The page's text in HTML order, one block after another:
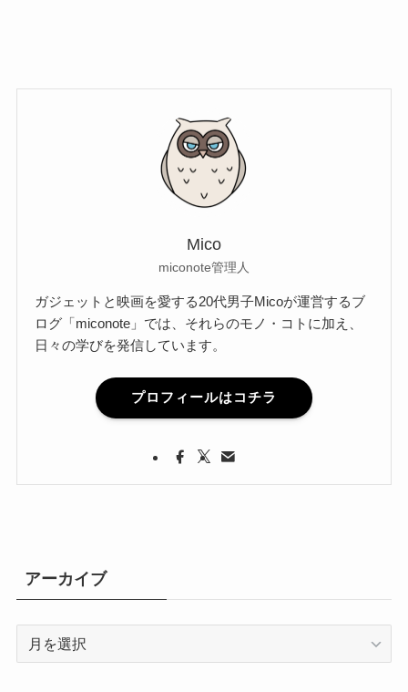
Mico
miconote管理人
ガジェットと映画を愛する20代男子Micoが運営するブ
ログ「miconote」では、それらのモノ・コトに加え、
日々の学びを発信しています。
プロフィールはコチラ
アーカイブ